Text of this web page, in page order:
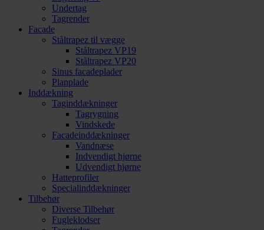
Undertag
Tagrender
Facade
Ståltrapez til vægge
Ståltrapez VP19
Ståltrapez VP20
Sinus facadeplader
Planplade
Inddækning
Taginddækninger
Tagrygning
Vindskede
Facadeinddækninger
Vandnæse
Indvendigt hjørne
Udvendigt hjørne
Hatteprofiler
Specialinddækninger
Tilbehør
Diverse Tilbehør
Fugleklodser